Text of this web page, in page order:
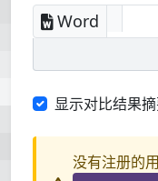
Word
显示对比结果
没有注册的